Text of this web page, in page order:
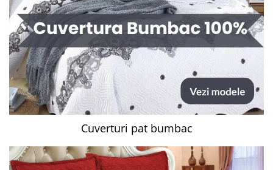
Cuverturi pat bumbac